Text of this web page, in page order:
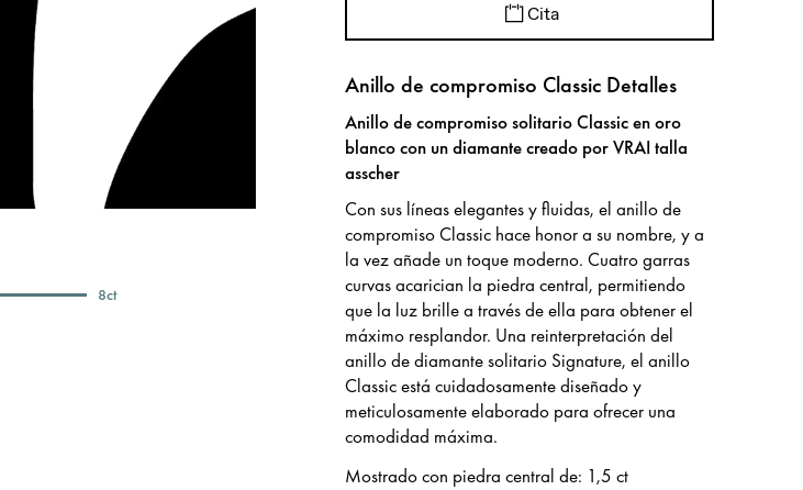
8ct
Cita
Anillo de compromiso Classic Detalles
Anillo de compromiso solitario Classic en oro
blanco con un diamante creado por VRAI talla
asscher
Con sus lí­neas elegantes y fluidas, el anillo de
compromiso Classic hace honor a su nombre, y a
la vez añade un toque moderno. Cuatro garras
curvas acarician la piedra central, permitiendo
que la luz brille a través de ella para obtener el
máximo resplandor. Una reinterpretación del
anillo de diamante solitario Signature, el anillo
Classic está cuidadosamente diseñado y
meticulosamente elaborado para ofrecer una
comodidad máxima.
Mostrado con piedra central de: 1,5 ct